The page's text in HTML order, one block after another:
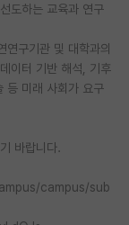
도하는 교육과 연구
연구기관 및 대학과의
이터 기반 해석, 기후
등 미래 사회가 요구
바랍니다.
campus/sub